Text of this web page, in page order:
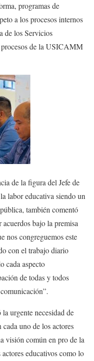
programas de
a los procesos internos
de los Servicios
de la USICAMM
de la figura del Jefe de
labor educativa siendo un
también comentó
acuerdos bajo la premisa
nos congreguemos este
con el trabajo diario
cada aspecto
de todas y todos
urgente necesidad de
uno de los actores
visión común en pro de la
educativos como lo